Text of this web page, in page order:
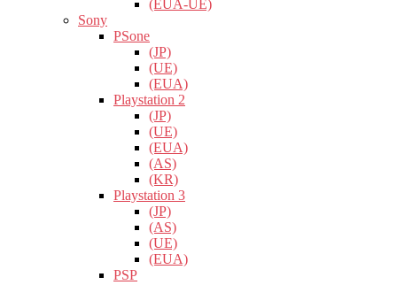
(EUA-UE)
Sony
PSone
(JP)
(UE)
(EUA)
Playstation 2
(JP)
(UE)
(EUA)
(AS)
(KR)
Playstation 3
(JP)
(AS)
(UE)
(EUA)
PSP